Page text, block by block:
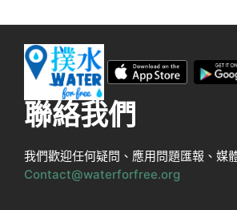
聯絡我們
我們歡迎任何疑問、應用問題匯報、媒
Contact@waterforfree.org